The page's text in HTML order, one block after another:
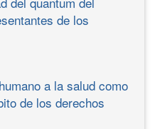
de los
a la salud como
de los derechos